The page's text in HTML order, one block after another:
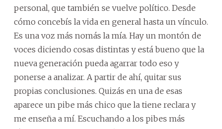
personal, que también se vuelve político. Desde
cómo concebís la vida en general hasta un vínculo.
Es una voz más nomás la mía. Hay un montón de
voces diciendo cosas distintas y está bueno que la
nueva generación pueda agarrar todo eso y
ponerse a analizar. A partir de ahí, quitar sus
propias conclusiones. Quizás en una de esas
aparece un pibe más chico que la tiene reclara y
me enseña a mí. Escuchando a los pibes más